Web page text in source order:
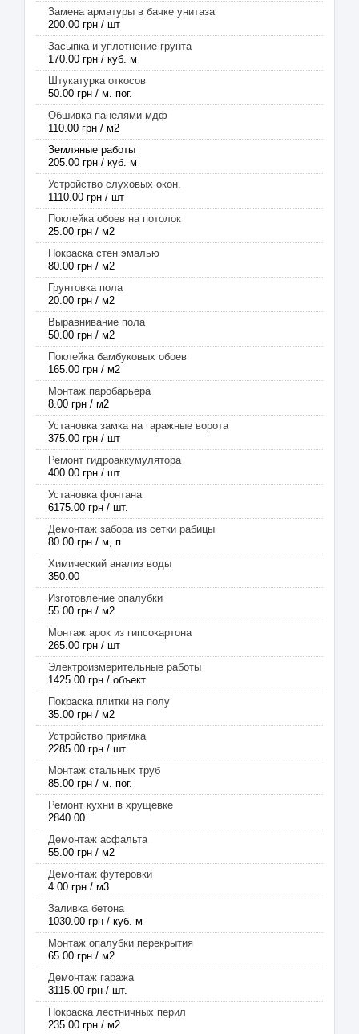
Замена арматуры в бачке унитаза
200.00 грн / шт
Засыпка и уплотнение грунта
170.00 грн / куб. м
Штукатурка откосов
50.00 грн / м. пог.
Обшивка панелями мдф
110.00 грн / м2
Земляные работы
205.00 грн / куб. м
Устройство слуховых окон.
1110.00 грн / шт
Поклейка обоев на потолок
25.00 грн / м2
Покраска стен эмалью
80.00 грн / м2
Грунтовка пола
20.00 грн / м2
Выравнивание пола
50.00 грн / м2
Поклейка бамбуковых обоев
165.00 грн / м2
Монтаж паробарьера
8.00 грн / м2
Установка замка на гаражные ворота
375.00 грн / шт
Ремонт гидроаккумулятора
400.00 грн / шт.
Установка фонтана
6175.00 грн / шт.
Демонтаж забора из сетки рабицы
80.00 грн / м, п
Химический анализ воды
350.00
Изготовление опалубки
55.00 грн / м2
Монтаж арок из гипсокартона
265.00 грн / шт
Электроизмерительные работы
1425.00 грн / объект
Покраска плитки на полу
35.00 грн / м2
Устройство приямка
2285.00 грн / шт
Монтаж стальных труб
85.00 грн / м. пог.
Ремонт кухни в хрущевке
2840.00
Демонтаж асфальта
55.00 грн / м2
Демонтаж футеровки
4.00 грн / м3
Заливка бетона
1030.00 грн / куб. м
Монтаж опалубки перекрытия
65.00 грн / м2
Демонтаж гаража
3115.00 грн / шт.
Покраска лестничных перил
235.00 грн / м2